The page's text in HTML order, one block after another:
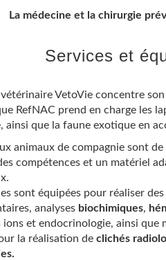
La médecine et la chirurgie
Services et
vétérinaire VetoVie concentre
RefNAC prend en charge les
ainsi que la faune exotique en
animaux de compagnie sont
compétences et un matériel
sont équipées pour réaliser des
analyses biochimiques,
ions et endocrinologie, ainsi que
la réalisation de clichés